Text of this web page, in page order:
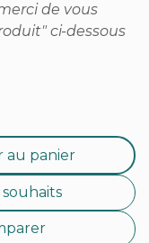
de vous
ci-dessous
au panier